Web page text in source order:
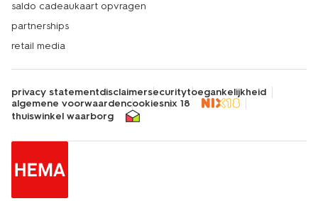
saldo cadeaukaart opvragen
partnerships
retail media
privacy statementdisclaimersecuritytoegankelijkheid
algemene voorwaardencookiesnix 18
thuiswinkel waarborg